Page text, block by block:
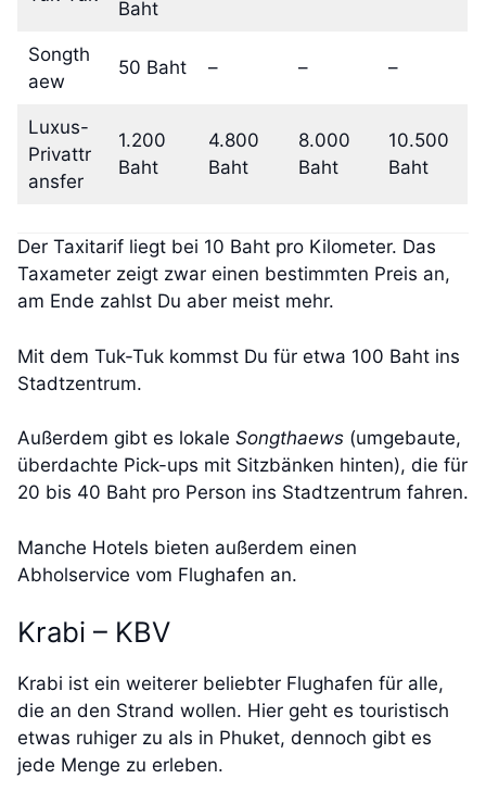
Baht
Songth
aew
50 Baht – – –
Luxus-
Privattr
ansfer
1.200
Baht
4.800
Baht
8.000
Baht
10.500
Baht
Der Taxitarif liegt bei 10 Baht pro Kilometer. Das
Taxameter zeigt zwar einen bestimmten Preis an,
am Ende zahlst Du aber meist mehr.
Mit dem Tuk-Tuk kommst Du für etwa 100 Baht ins
Stadtzentrum.
Außerdem gibt es lokale Songthaews (umgebaute,
überdachte Pick-ups mit Sitzbänken hinten), die für
20 bis 40 Baht pro Person ins Stadtzentrum fahren.
Manche Hotels bieten außerdem einen
Abholservice vom Flughafen an.
Krabi – KBV
Krabi ist ein weiterer beliebter Flughafen für alle,
die an den Strand wollen. Hier geht es touristisch
etwas ruhiger zu als in Phuket, dennoch gibt es
jede Menge zu erleben.